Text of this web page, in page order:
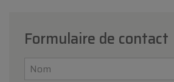
Formulaire de contact